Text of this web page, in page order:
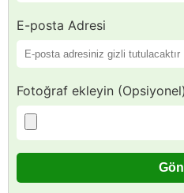
E-posta Adresi
Fotoğraf ekleyin